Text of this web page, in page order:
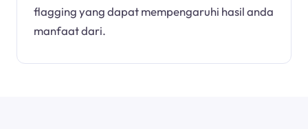
flagging yang dapat mempengaruhi hasil anda
manfaat dari.